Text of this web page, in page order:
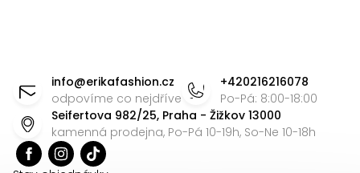
info@erikafashion.cz
odpovíme co nejdříve
+420216216078
Po-Pá: 8:00-18:00
Seifertova 982/25, Praha - Žižkov 13000
kamenná prodejna, Po-Pá 10-19h, So-Ne 10-18h